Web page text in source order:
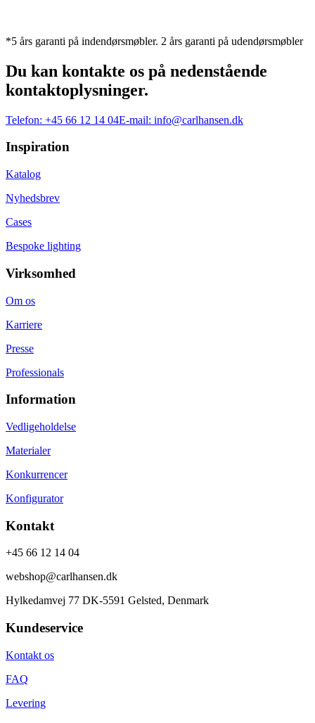
*5 års garanti på indendørsmøbler. 2 års garanti på udendørsmøbler
Du kan kontakte os på nedenstående
kontaktoplysninger.
Telefon: +45 66 12 14 04E-mail: info@carlhansen.dk
Inspiration
Katalog
Nyhedsbrev
Cases
Bespoke lighting
Virksomhed
Om os
Karriere
Presse
Professionals
Information
Vedligeholdelse
Materialer
Konkurrencer
Konfigurator
Kontakt
+45 66 12 14 04
webshop@carlhansen.dk
Hylkedamvej 77 DK-5591 Gelsted, Denmark
Kundeservice
Kontakt os
FAQ
Levering